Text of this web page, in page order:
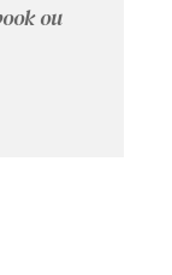
ou